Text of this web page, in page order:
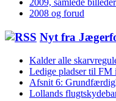
2009, samlede billeder
2008 og forud
Nyt fra
Kalder alle
Ledige pladser til FM
Afsnit 6:
Lollands